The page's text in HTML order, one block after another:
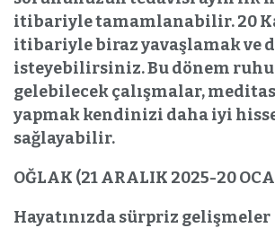
itibariyle tamamlanabilir. 20
itibariyle biraz yavaşlamak ve
isteyebilirsiniz. Bu dönem
gelebilecek çalışmalar,
yapmak kendinizi daha iyi
sağlayabilir.
OĞLAK (21 ARALIK 2025-20
Hayatınızda sürpriz gelişmeler